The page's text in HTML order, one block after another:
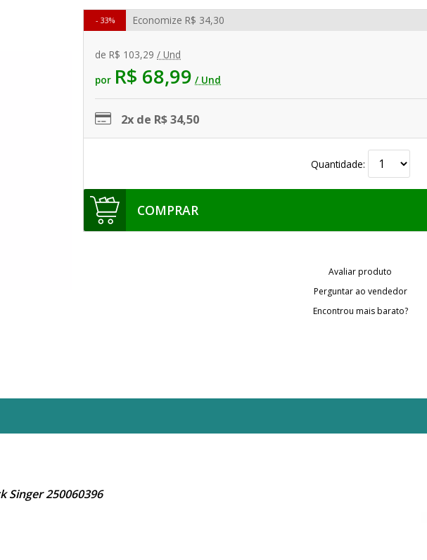
de R$ 103,29 / Und
por R$ 68,99 / Und
Economize R$ 34,30
33%
2x de R$ 34,50
Quantidade:
COMPRAR
Avaliar produto
Perguntar ao vendedor
Encontrou mais barato?
Singer 250060396